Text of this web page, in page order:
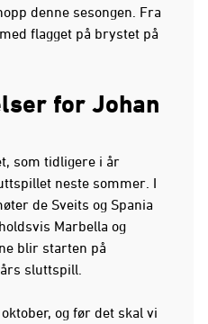
denne sesongen. Fra
flagget på brystet på
for Johan
som tidligere i år
neste sommer. I
de Sveits og Spania
Marbella og
blir starten på
sluttspill.
og før det skal vi